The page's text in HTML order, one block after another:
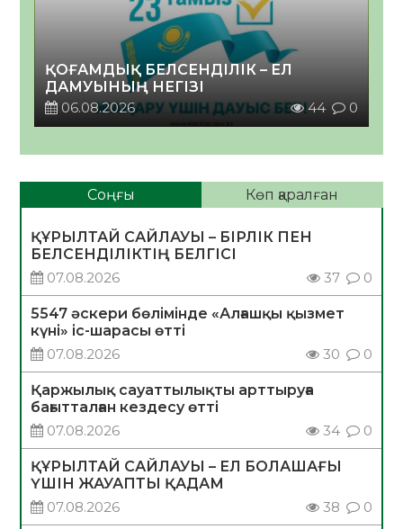
ҚОҒАМДЫҚ БЕЛСЕНДІЛІК – ЕЛ
ДАМУЫНЫҢ НЕГІЗІ
06.08.2026
44 0
Соңғы Көп қаралған
ҚҰРЫЛТАЙ САЙЛАУЫ – БІРЛІК ПЕН
БЕЛСЕНДІЛІКТІҢ БЕЛГІСІ
07.08.2026
37 0
5547 әскери бөлімінде «Алғашқы қызмет
күні» іс-шарасы өтті
07.08.2026
30 0
Қаржылық сауаттылықты арттыруға
бағытталған кездесу өтті
07.08.2026
34 0
ҚҰРЫЛТАЙ САЙЛАУЫ – ЕЛ БОЛАШАҒЫ
ҮШІН ЖАУАПТЫ ҚАДАМ
07.08.2026
38 0